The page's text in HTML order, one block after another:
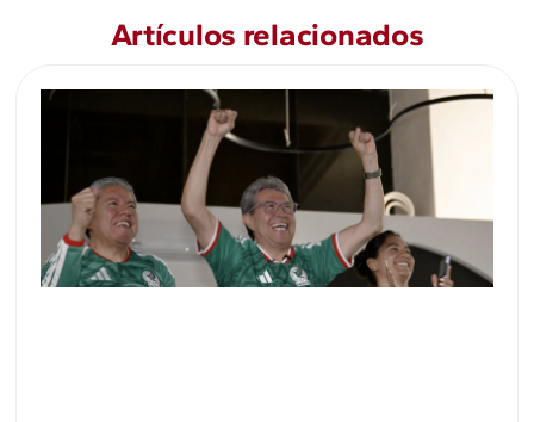
Artículos relacionados